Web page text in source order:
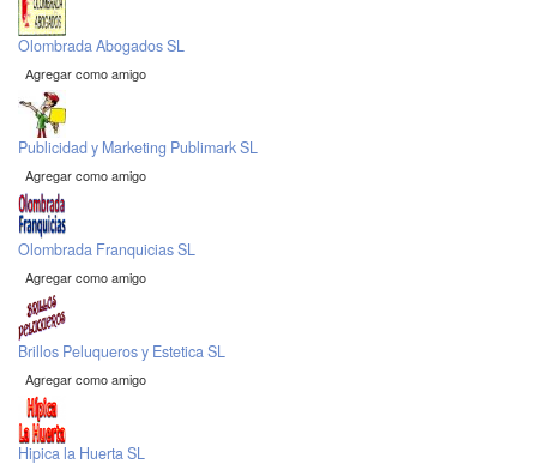
Olombrada Abogados SL
Agregar como amigo
Publicidad y Marketing Publimark SL
Agregar como amigo
Olombrada Franquicias SL
Agregar como amigo
Brillos Peluqueros y Estetica SL
Agregar como amigo
Hipica la Huerta SL